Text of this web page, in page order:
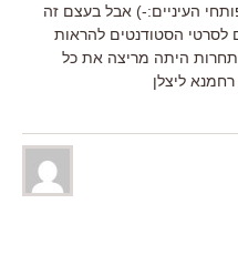
העיניים:-) אבל בעצם זה
לסרטי הסטודנטים להראות
היתה מריצה את כל
ליצלן